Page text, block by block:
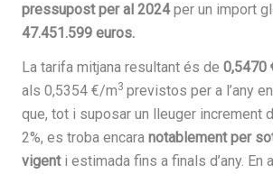
pressupost per al 2024per un import
47.451.599 euros.
La tarifa mitjana resultant és de 0,5470
als 0,5354 €/m3 previstos per a l’any
que, tot i suposar un lleuger increment
2%, es troba encara notablement per
vigenti estimada fins a finals d’any. En